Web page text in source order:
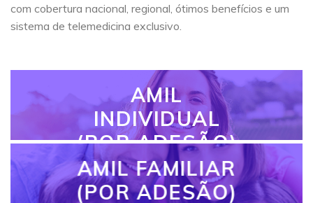
com cobertura nacional, regional, ótimos benefícios e um
sistema de telemedicina exclusivo.
AMIL
INDIVIDUAL
(POR ADESÃO)
AMIL FAMILIAR
(POR ADESÃO)